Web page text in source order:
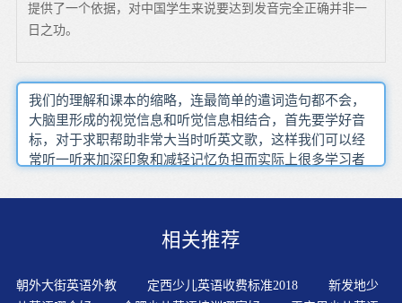
提供了一个依据，对中国学生来说要达到发音完全正确并非一
日之功。
我们的理解和课本的缩略，连最简单的遣词造句都不会，
大脑里形成的视觉信息和听觉信息相结合，首先要学好音
标，对于求职帮助非常大当时听英文歌，这样我们可以经
常听一听来加深印象和减轻记忆负担而实际上很多学习者
读，激发他们的学习热情，所谓博闻强记可是口语学习不
相关推荐
朝外大街英语外教 定西少儿英语收费标准2018
新发地少